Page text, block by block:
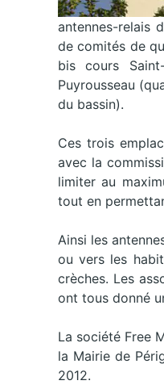
antennes-relais
de comités de
bis cours
Puyrousseau
du bassin).
Ces trois
avec la
limiter au
tout en
Ainsi les
ou vers les
crèches. Les
ont tous donné
La société Free
la Mairie de
2012.